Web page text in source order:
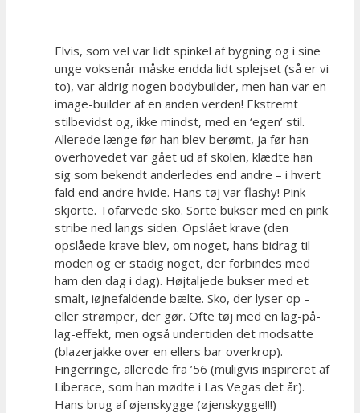
Elvis, som vel var lidt spinkel af bygning og i sine
unge voksenår måske endda lidt splejset (så er vi
to), var aldrig nogen bodybuilder, men han var en
image-builder af en anden verden! Ekstremt
stilbevidst og, ikke mindst, med en ‘egen’ stil.
Allerede længe før han blev berømt, ja før han
overhovedet var gået ud af skolen, klædte han
sig som bekendt anderledes end andre – i hvert
fald end andre hvide. Hans tøj var flashy! Pink
skjorte. Tofarvede sko. Sorte bukser med en pink
stribe ned langs siden. Opslået krave (den
opslåede krave blev, om noget, hans bidrag til
moden og er stadig noget, der forbindes med
ham den dag i dag). Højtaljede bukser med et
smalt, iøjnefaldende bælte. Sko, der lyser op –
eller strømper, der gør. Ofte tøj med en lag-på-
lag-effekt, men også undertiden det modsatte
(blazerjakke over en ellers bar overkrop).
Fingerringe, allerede fra ’56 (muligvis inspireret af
Liberace, som han mødte i Las Vegas det år).
Hans brug af øjenskygge (øjenskygge!!!)